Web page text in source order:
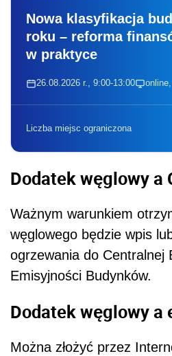
Nowa klasyfikacja
roku – reforma
w praktyce
26.08.2026 r., 9:00-13:00
Liczba miejsc ograniczona
Dodatek węglowy a
Ważnym warunkiem
węglowego będzie wpis
ogrzewania do Centralnej
Emisyjności Budynków.
Dodatek węglowy a
Można złożyć przez